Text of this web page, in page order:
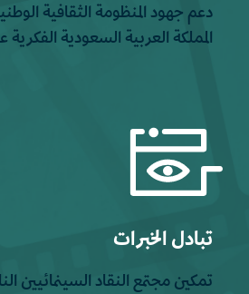
دعم جهود المنظومة الثقافية
المملكة العربية السعودية الفكرية
تبادل الخبرات
تمكين مجتمع النقاد